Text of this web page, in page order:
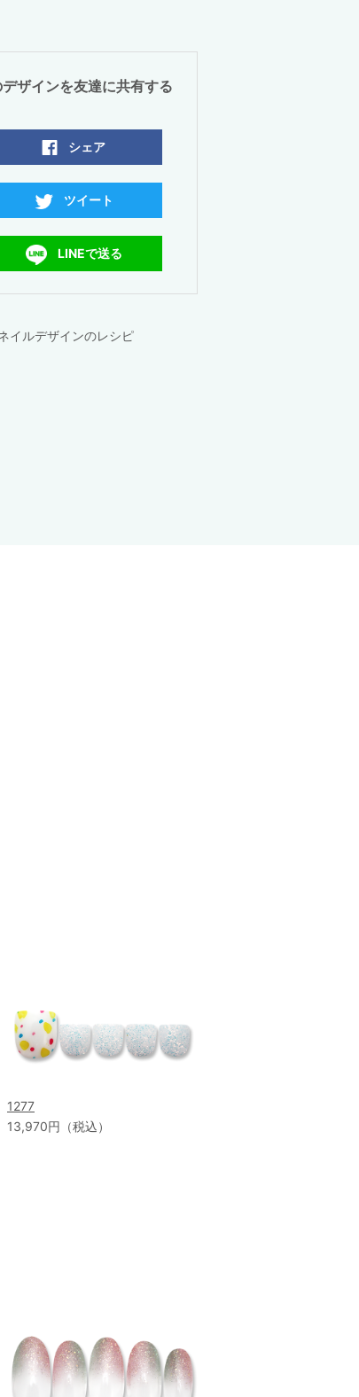
デザインを友達に共有する
シェア
ツイート
LINEで送る
イルデザインのレシピ
1277
13,970円（税込）